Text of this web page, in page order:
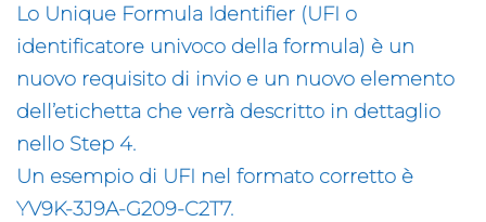
Lo Unique Formula Identifier (UFI o
identificatore univoco della formula) è un
nuovo requisito di invio e un nuovo elemento
dell’etichetta che verrà descritto in dettaglio
nello Step 4.
Un esempio di UFI nel formato corretto è
YV9K-3J9A-G209-C2T7.